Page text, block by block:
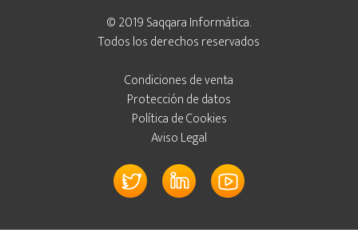
© 2019 Saqqara Informática.
Todos los derechos reservados
Condiciones de venta
Protección de datos
Política de Cookies
Aviso Legal